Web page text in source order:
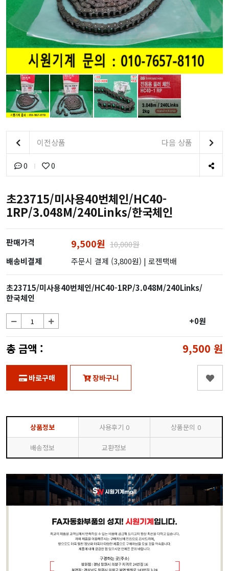
이전상품 다음 상품
0 0
초23715/미사용40번체인/HC40-
1RP/3.048M/240Links/한국체인
판매가격 9,500원 10,000원
배송비결제
주문시 결제 (3,800원) | 로젠택배
초23715/미사용40번체인/HC40-1RP/3.048M/240Links/
한국체인
+0원
총 금액 : 9,500 원
바로구매 장바구니
상품정보 사용후기 0 상품문의 0
배송정보 교환정보